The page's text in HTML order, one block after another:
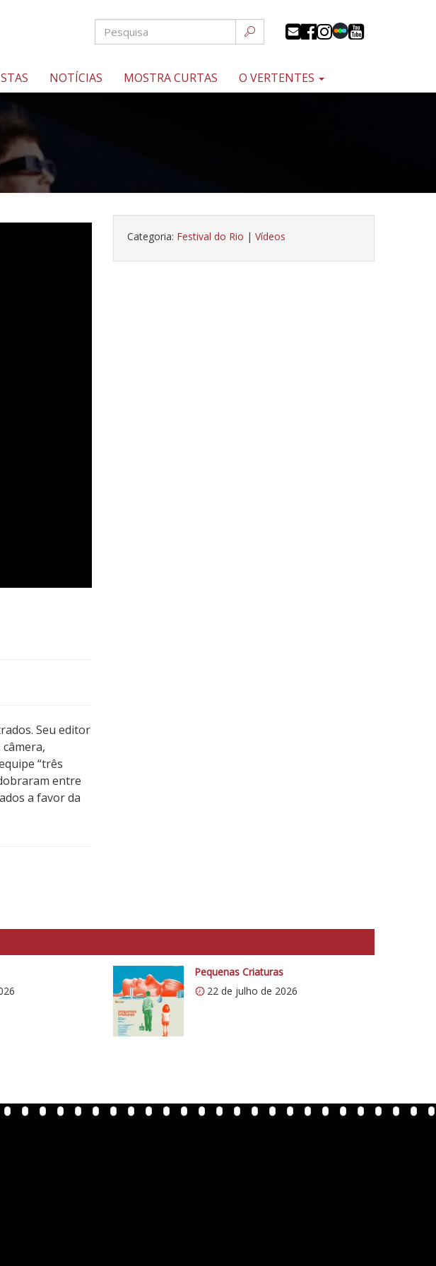
NOTÍCIAS MOSTRA CURTAS O VERTENTES
Categoria: Festival do Rio | Vídeos
Seu editor
“três
entre
a favor da
Pequenas Criaturas
22 de julho de 2026